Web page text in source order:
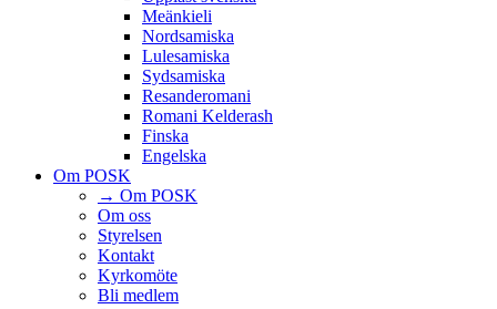
Meänkieli
Nordsamiska
Lulesamiska
Sydsamiska
Resanderomani
Romani Kelderash
Finska
Engelska
Om POSK
→ Om POSK
Om oss
Styrelsen
Kontakt
Kyrkomöte
Bli medlem